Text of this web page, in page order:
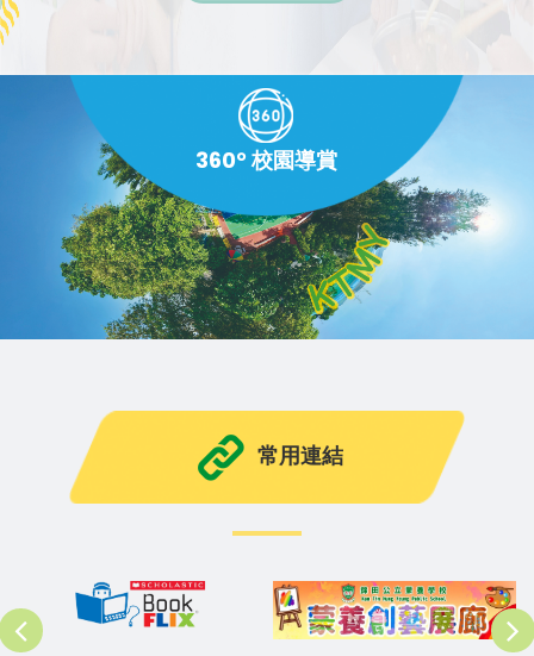
360° 校園導賞
常用連結